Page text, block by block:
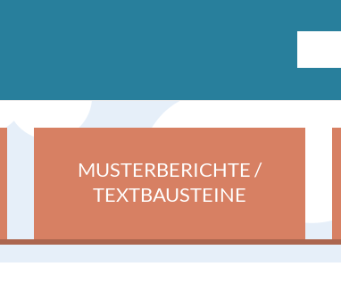
MUSTERBERICHTE /
TEXTBAUSTEINE